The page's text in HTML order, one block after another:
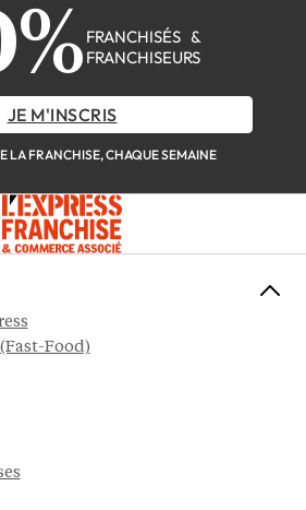
FRANCHISÉS &
FRANCHISEURS
JE M'INSCRIS
LA FRANCHISE, CHAQUE SEMAINE
Food)